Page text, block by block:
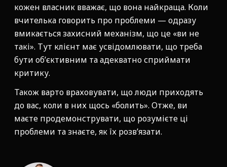
кожен власник вважає, що вона найкраща. Коли
вчителька говорить про проблеми — одразу
вмикається захисний механізм, що це «ви не
такі». Тут клієнт має усвідомлювати, що треба
бути об’єктивним та адекватно сприймати
критику.
Також варто враховувати, що люди приходять
до вас, коли в них щось «болить». Отже, ви
маєте продемонструвати, що розумієте ці
проблеми та знаєте, як їх розв’язати.